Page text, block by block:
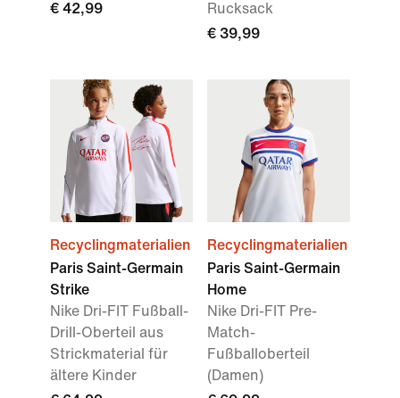
€ 42,99
Rucksack
€ 39,99
Recyclingmaterialien
Paris Saint-Germain
Strike
Nike Dri-FIT Fußball-
Drill-Oberteil aus
Strickmaterial für
ältere Kinder
Recyclingmaterialien
Paris Saint-Germain
Home
Nike Dri-FIT Pre-
Match-
Fußballoberteil
(Damen)